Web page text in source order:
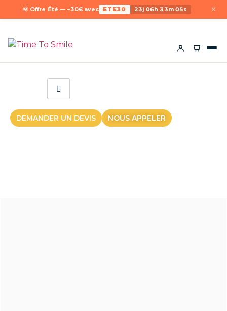
🌞 Offre Été — −30€ avec ETE30 23j 06h 33m 05s ×
DEMANDER UN DEVIS NOUS APPELER